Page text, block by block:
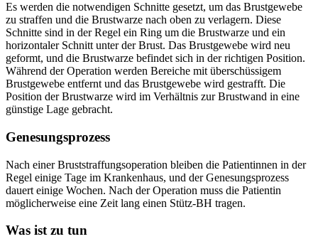
Es werden die notwendigen Schnitte gesetzt, um das Brustgewebe
zu straffen und die Brustwarze nach oben zu verlagern. Diese
Schnitte sind in der Regel ein Ring um die Brustwarze und ein
horizontaler Schnitt unter der Brust. Das Brustgewebe wird neu
geformt, und die Brustwarze befindet sich in der richtigen Position.
Während der Operation werden Bereiche mit überschüssigem
Brustgewebe entfernt und das Brustgewebe wird gestrafft. Die
Position der Brustwarze wird im Verhältnis zur Brustwand in eine
günstige Lage gebracht.
Genesungsprozess
Nach einer Bruststraffungsoperation bleiben die Patientinnen in der
Regel einige Tage im Krankenhaus, und der Genesungsprozess
dauert einige Wochen. Nach der Operation muss die Patientin
möglicherweise eine Zeit lang einen Stütz-BH tragen.
Was ist zu tun